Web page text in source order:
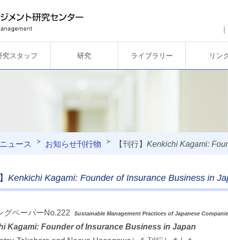
究スタッフ 研究 ライブラリー リン
ニュース お知らせ刊行物 【刊行】 Kenkichi Kagami:
Kenkichi Kagami: Founder of Insurance Business in
グペーパーNo.222 Sustainable Management Practices of Japanese
Kagami: Founder of Insurance Business in Japan